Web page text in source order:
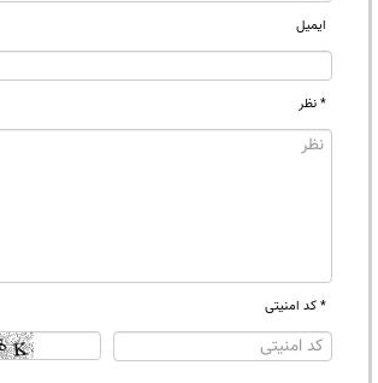
ایمیل
* نظر
* کد امنیتی